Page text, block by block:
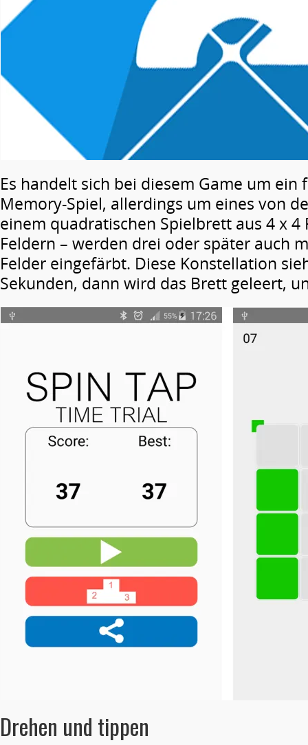
Es handelt sich bei diesem Game um ein
Memory-Spiel, allerdings um eines von
einem quadratischen Spielbrett aus 4 x 4
Feldern – werden drei oder später auch
Felder eingefärbt. Diese Konstellation
Sekunden, dann wird das Brett geleert,
Drehen und tippen